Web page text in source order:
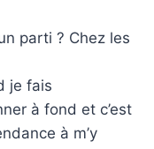
parti ? Chez les
je fais
à fond et c’est
à m’y